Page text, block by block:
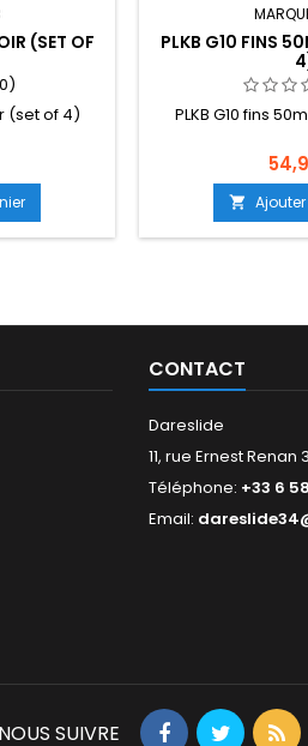
(SET OF
(set of 4)
PLKB G10 FINS
PLKB G10 fins

CONTACT
Dareslide
11, rue Ernest
Téléphone: +33 6
Email:
NOUS SUIVRE